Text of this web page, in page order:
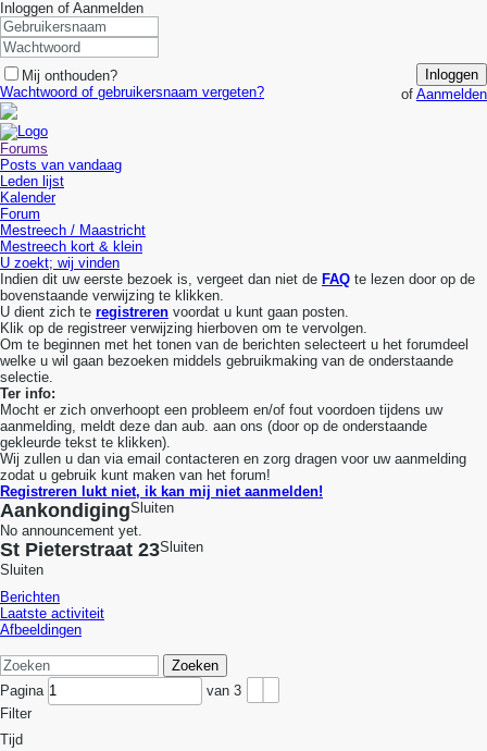
Inloggen of Aanmelden
Mij onthouden?
Inloggen
Wachtwoord of gebruikersnaam vergeten?
of Aanmelden
Forums
Posts van vandaag
Leden lijst
Kalender
Forum
Mestreech / Maastricht
Mestreech kort & klein
U zoekt; wij vinden
Indien dit uw eerste bezoek is, vergeet dan niet de FAQ te lezen door op de
bovenstaande verwijzing te klikken.
U dient zich te registreren voordat u kunt gaan posten.
Klik op de registreer verwijzing hierboven om te vervolgen.
Om te beginnen met het tonen van de berichten selecteert u het forumdeel
welke u wil gaan bezoeken middels gebruikmaking van de onderstaande
selectie.
Ter info:
Mocht er zich onverhoopt een probleem en/of fout voordoen tijdens uw
aanmelding, meldt deze dan aub. aan ons (door op de onderstaande
gekleurde tekst te klikken).
Wij zullen u dan via email contacteren en zorg dragen voor uw aanmelding
zodat u gebruik kunt maken van het forum!
Registreren lukt niet, ik kan mij niet aanmelden!
AankondigingSluiten
No announcement yet.
St Pieterstraat 23Sluiten
Sluiten
Berichten
Laatste activiteit
Afbeeldingen
Zoeken
Pagina
van 3
Filter
Tijd